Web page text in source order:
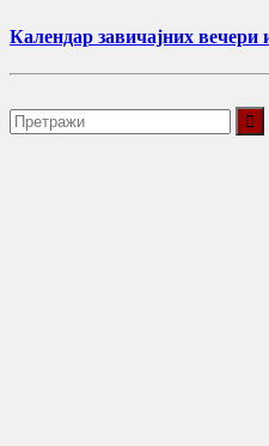
Календар завичајних вечери